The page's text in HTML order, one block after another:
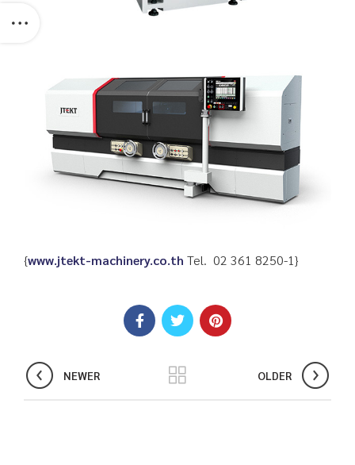
{www.jtekt-machinery.co.th Tel. 02 361 8250-1}
NEWER OLDER